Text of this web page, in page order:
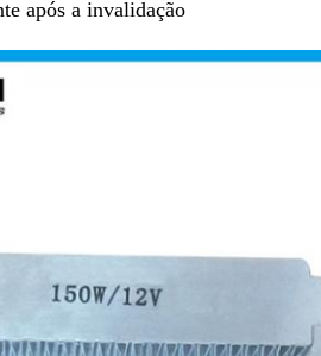
após a invalidação